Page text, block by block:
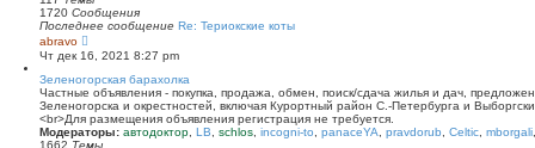
ю
м
у
с
о
о
щ
е
н
и
ю
п
с
л
е
д
н
е
м
у
1720 Сообщения
Последнее сообщение Re: Териокские коты
abravo
е
р
е
й
т
и
к
п
Чт дек 16, 2021 8:27 pm
Зеленогорская барахолка
Частные объявления - покупка, продажа, обмен, поиск/сдача жилья и дач,
Зеленогорска и окрестностей, включая Курортный район С.-Петербурга и
<br>Для размещения объявления регистрация не требуется.
Модераторы: автодоктор LB schlos incogni-to panaceYA pravdorub Celtic mborgali
1662 Темы